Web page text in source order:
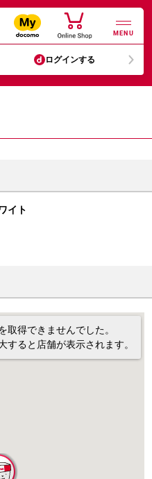
MENU
ログインする
イト
取得できませんでした。
すると店舗が表示されます。